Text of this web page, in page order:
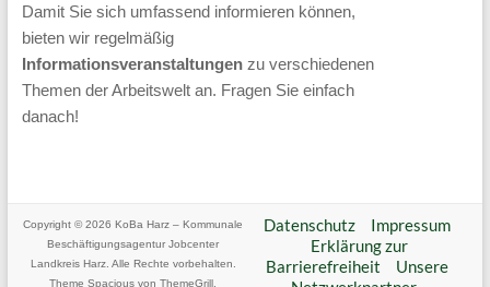
sie
auf
dem
Weg
die
Arbeitswelt.
Damit Sie sich umfassend informieren können,
bieten wir regelmäßig
Informationsveranstaltungenzu verschiedenen
Themen der Arbeitswelt an. Fragen Sie einfach
danach!
Copyright © 2026KoBa Harz – Kommunale
Beschäftigungsagentur Jobcenter
Landkreis Harz. Alle Rechte vorbehalten.
ThemeSpacious von ThemeGrill.
Datenschutz
Impressum
Erklärung zur
Barrierefreiheit
Unsere